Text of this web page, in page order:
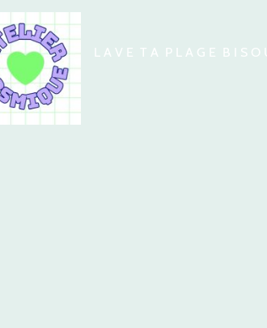
L A V E T A P L A G E B I S